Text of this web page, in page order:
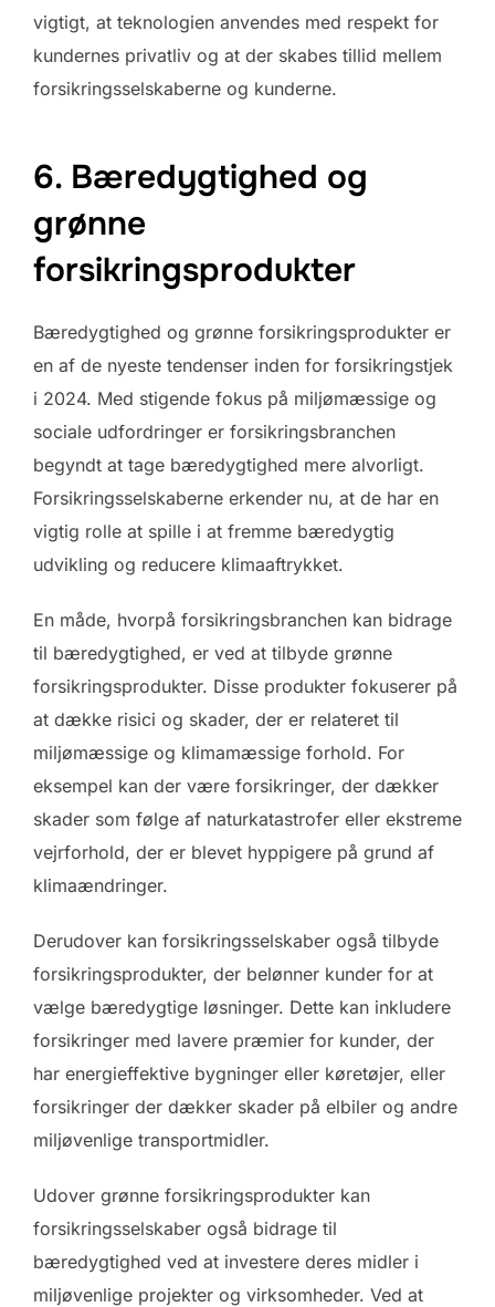
vigtigt, at teknologien anvendes med respekt for
kundernes privatliv og at der skabes tillid mellem
forsikringsselskaberne og kunderne.
6. Bæredygtighed og
grønne
forsikringsprodukter
Bæredygtighed og grønne forsikringsprodukter er
en af de nyeste tendenser inden for forsikringstjek
i 2024. Med stigende fokus på miljømæssige og
sociale udfordringer er forsikringsbranchen
begyndt at tage bæredygtighed mere alvorligt.
Forsikringsselskaberne erkender nu, at de har en
vigtig rolle at spille i at fremme bæredygtig
udvikling og reducere klimaaftrykket.
En måde, hvorpå forsikringsbranchen kan bidrage
til bæredygtighed, er ved at tilbyde grønne
forsikringsprodukter. Disse produkter fokuserer på
at dække risici og skader, der er relateret til
miljømæssige og klimamæssige forhold. For
eksempel kan der være forsikringer, der dækker
skader som følge af naturkatastrofer eller ekstreme
vejrforhold, der er blevet hyppigere på grund af
klimaændringer.
Derudover kan forsikringsselskaber også tilbyde
forsikringsprodukter, der belønner kunder for at
vælge bæredygtige løsninger. Dette kan inkludere
forsikringer med lavere præmier for kunder, der
har energieffektive bygninger eller køretøjer, eller
forsikringer der dækker skader på elbiler og andre
miljøvenlige transportmidler.
Udover grønne forsikringsprodukter kan
forsikringsselskaber også bidrage til
bæredygtighed ved at investere deres midler i
miljøvenlige projekter og virksomheder. Ved at